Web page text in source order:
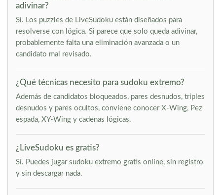
adivinar?
Sí. Los puzzles de LiveSudoku están diseñados para
resolverse con lógica. Si parece que solo queda adivinar,
probablemente falta una eliminación avanzada o un
candidato mal revisado.
¿Qué técnicas necesito para sudoku extremo?
Además de candidatos bloqueados, pares desnudos, triples
desnudos y pares ocultos, conviene conocer X-Wing, Pez
espada, XY-Wing y cadenas lógicas.
¿LiveSudoku es gratis?
Sí. Puedes jugar sudoku extremo gratis online, sin registro
y sin descargar nada.